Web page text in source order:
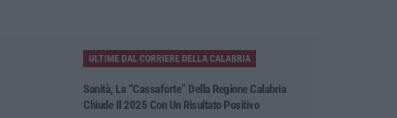
ULTIME DAL CORRIERE DELLA CALABRIA
Sanità, La “cassaforte” Della Regione Calabria
Chiude Il 2025 Con Un Risultato Positivo